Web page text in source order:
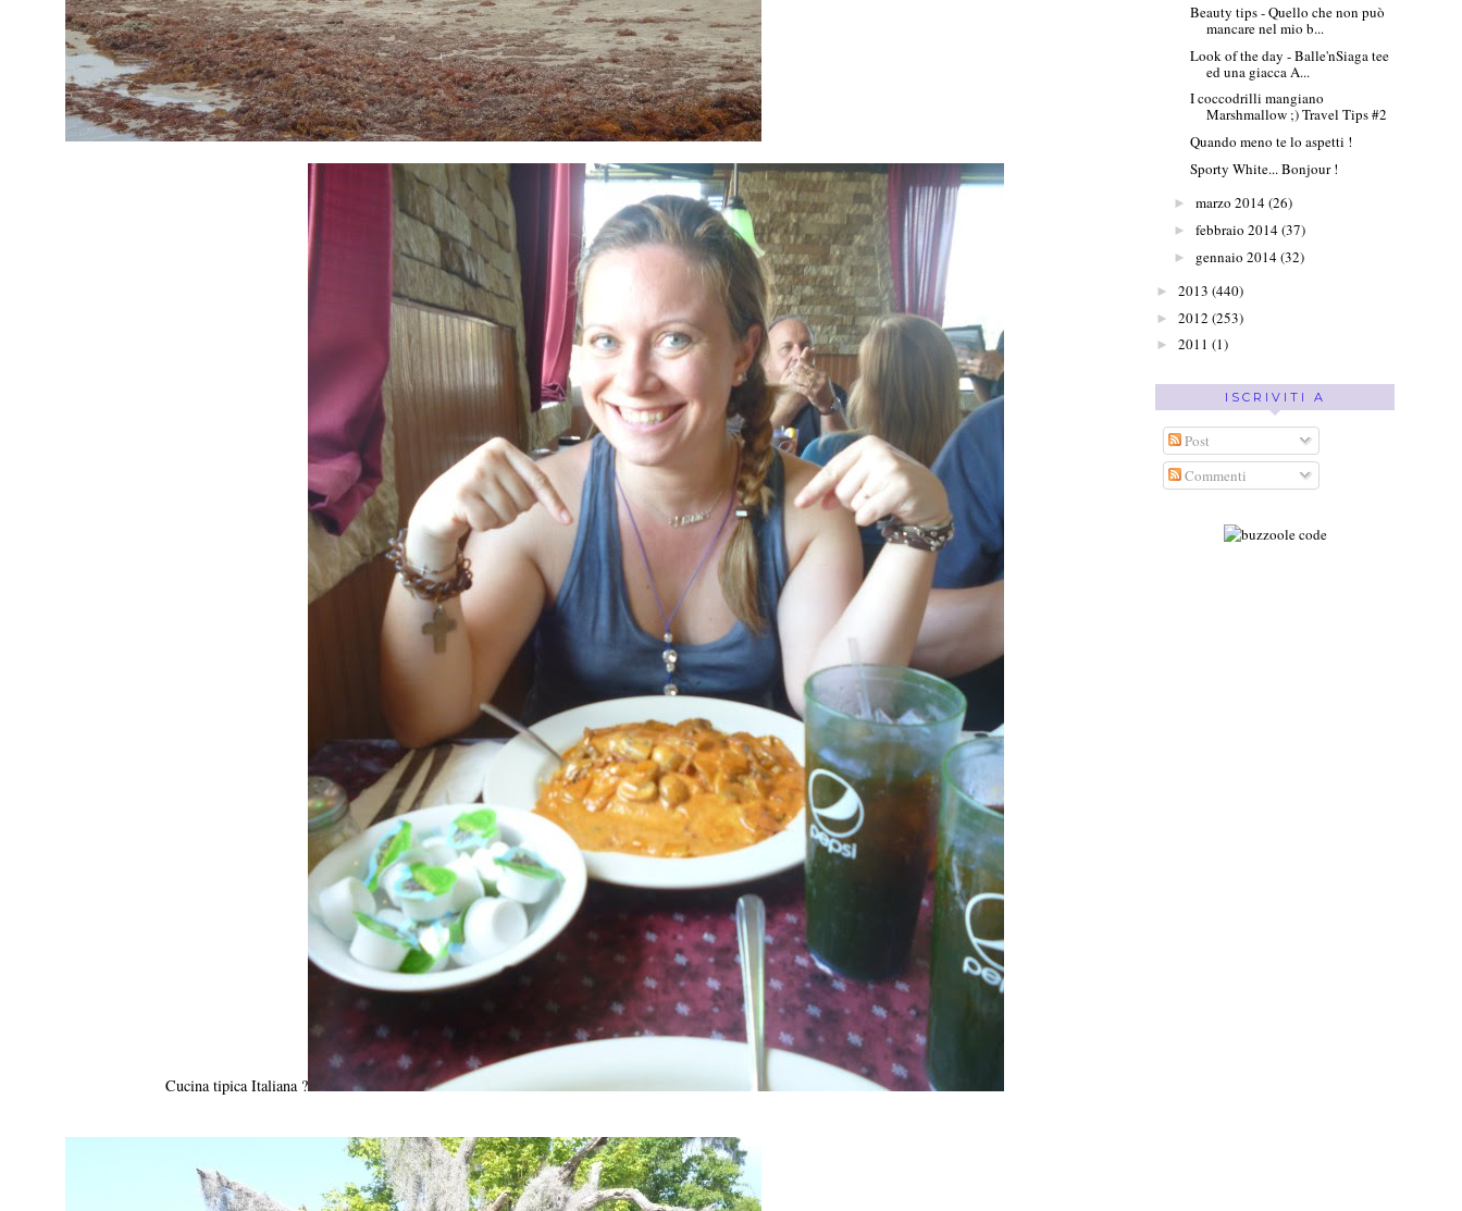
Cucina tipica Italiana ?
Beauty tips - Quello che non può
mancare nel mio b...
Look of the day - Balle'nSiaga tee
ed una giacca A...
I coccodrilli mangiano
Marshmallow ;) Travel Tips #2
Quando meno te lo aspetti !
Sporty White... Bonjour !
► marzo 2014(26)
► febbraio 2014(37)
► gennaio 2014(32)
► 2013 (440)
► 2012 (253)
► 2011 (1)
ISCRIVITI A
Post
Commenti